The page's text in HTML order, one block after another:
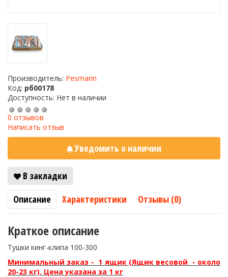
Производитель: Pesmarin
Код: рб00178
Доступность: Нет в наличии
0 отзывов
Написать отзыв
Уведомить о наличии
В закладки
Описание
Характеристики Отзывы (0)
Краткое описание
Тушки кинг-клипа 100-300
Минимальный заказ - 1 ящик (Ящик весовой - около
20-23 кг). Цена указана за 1 кг